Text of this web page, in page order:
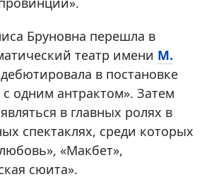
Бруновна перешла в
театр имени М.
дебютировала в постановке
одним антрактом». Затем
в главных ролях в
спектаклях, среди которых
«Макбет»,
сюита».